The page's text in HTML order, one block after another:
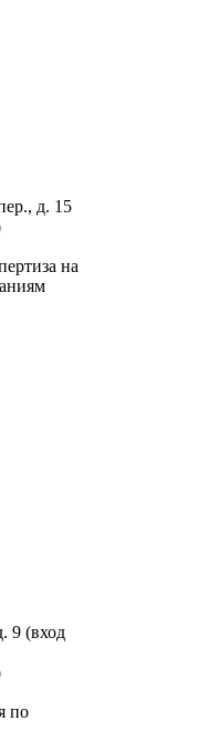
д. 15
на
9 (вход
по